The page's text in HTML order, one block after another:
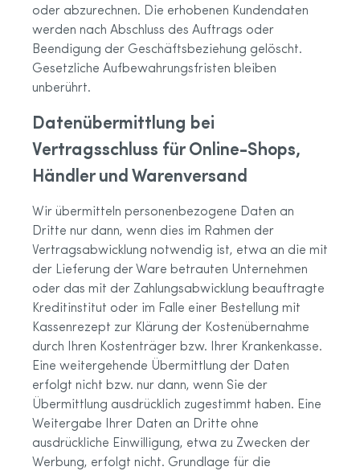
oder abzurechnen. Die erhobenen Kundendaten
werden nach Abschluss des Auftrags oder
Beendigung der Geschäftsbeziehung gelöscht.
Gesetzliche Aufbewahrungsfristen bleiben
unberührt.
Datenübermittlung bei
Vertragsschluss für Online-Shops,
Händler und Warenversand
Wir übermitteln personenbezogene Daten an
Dritte nur dann, wenn dies im Rahmen der
Vertragsabwicklung notwendig ist, etwa an die mit
der Lieferung der Ware betrauten Unternehmen
oder das mit der Zahlungsabwicklung beauftragte
Kreditinstitut oder im Falle einer Bestellung mit
Kassenrezept zur Klärung der Kostenübernahme
durch Ihren Kostenträger bzw. Ihrer Krankenkasse.
Eine weitergehende Übermittlung der Daten
erfolgt nicht bzw. nur dann, wenn Sie der
Übermittlung ausdrücklich zugestimmt haben. Eine
Weitergabe Ihrer Daten an Dritte ohne
ausdrückliche Einwilligung, etwa zu Zwecken der
Werbung, erfolgt nicht. Grundlage für die